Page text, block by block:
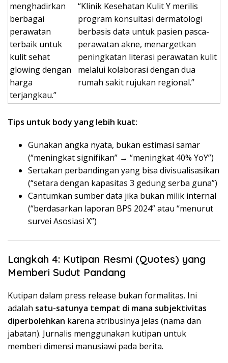
menghadirkan
berbagai
perawatan
terbaik untuk
kulit sehat
glowing dengan
harga
terjangkau.”
“Klinik Kesehatan Kulit Y merilis
program konsultasi dermatologi
berbasis data untuk pasien pasca-
perawatan akne, menargetkan
peningkatan literasi perawatan kulit
melalui kolaborasi dengan dua
rumah sakit rujukan regional.”
Tips untuk body yang lebih kuat:
Gunakan angka nyata, bukan estimasi samar
(“meningkat signifikan” → “meningkat 40% YoY”)
Sertakan perbandingan yang bisa divisualisasikan
(“setara dengan kapasitas 3 gedung serba guna”)
Cantumkan sumber data jika bukan milik internal
(“berdasarkan laporan BPS 2024” atau “menurut
survei Asosiasi X”)
Langkah 4: Kutipan Resmi (Quotes) yang
Memberi Sudut Pandang
Kutipan dalam press release bukan formalitas. Ini
adalah satu-satunya tempat di mana subjektivitas
diperbolehkan karena atribusinya jelas (nama dan
jabatan). Jurnalis menggunakan kutipan untuk
memberi dimensi manusiawi pada berita.